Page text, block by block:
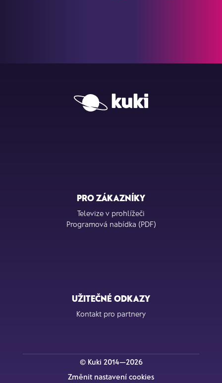
PRO ZÁKAZNÍKY
Televize v prohlížeči
Programová nabídka (PDF)
UŽITEČNÉ ODKAZY
Kontakt pro partnery
© Kuki 2014—2026
Změnit nastavení cookies